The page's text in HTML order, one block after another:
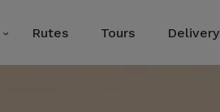
Rutes Tours Delivery